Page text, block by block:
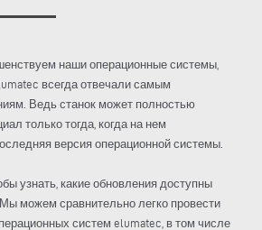
наши операционные системы,
всегда отвечали самым
Ведь станок может полностью
только тогда, когда на нем
версия операционной системы.
узнать, какие обновления доступны
можем сравнительно легко провести
систем elumatec, в том числе